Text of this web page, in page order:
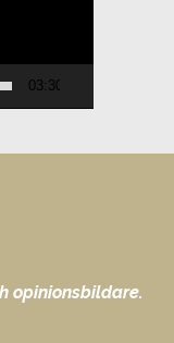
03:30
opinionsbildare.